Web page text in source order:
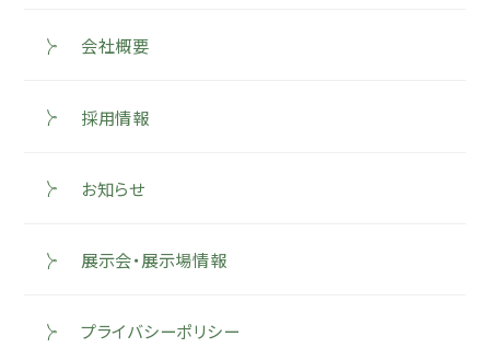
会社概要
採用情報
お知らせ
展示会・展示場情報
プライバシーポリシー